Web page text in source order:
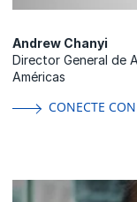
Andrew Chanyi
Director General de
Américas
CONECTE